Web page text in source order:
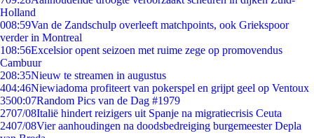
Holland
008:59Van de Zandschulp overleeft matchpoints, ook Griekspoor
verder in Montreal
108:56Excelsior opent seizoen met ruime zege op promovendus
Cambuur
208:35Nieuw te streamen in augustus
404:46Niewiadoma profiteert van pokerspel en grijpt geel op Ventoux
3500:07Random Pics van de Dag #1979
2707/08Italië hindert reizigers uit Spanje na migratiecrisis Ceuta
2407/08Vier aanhoudingen na doodsbedreiging burgemeester Depla